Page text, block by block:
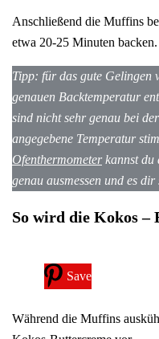
Anschließend die Muffins
etwa 20-25 Minuten backen.
Tipp: für das gute Gelingen
genauen Backtemperatur
sind nicht sehr genau bei
angegebene Temperatur
Ofenthermometerkannst du
genau ausmessen und es
So wird die Kokos –
Save
Während die Muffins